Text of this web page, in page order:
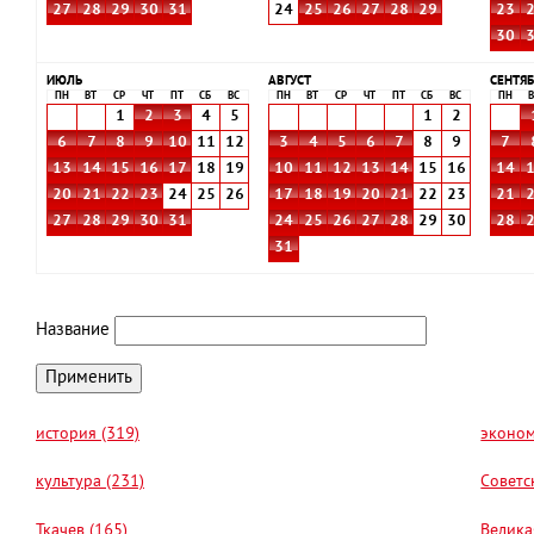
27
28 29 30 31
24
25 26 27 28 29
23
30
ИЮЛЬ
ПН ВТ СР ЧТ СБ ВС
1 2 3 4
5
6
7 8 9 10 11
12
13
14 15 16 17 18
19
20
21 22 23 24 25
26
27
28 29 30 31
АВГУСТ
ПН ВТ СР ЧТ СБ ВС
1
2
3
4 5 6 7 8
9
10
11 12 13 14 15
16
17
18 19 20 21 22
23
24
25 26 27 28 29
30
31
ПН
7
14
21
28
Название
история (319)
культура (231)
Ткачев (165)